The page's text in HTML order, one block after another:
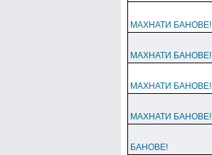
МАХНАТИ БАНОВЕ!
МАХНАТИ БАНОВЕ!
МАХНАТИ БАНОВЕ!
МАХНАТИ БАНОВЕ!
БАНОВЕ!